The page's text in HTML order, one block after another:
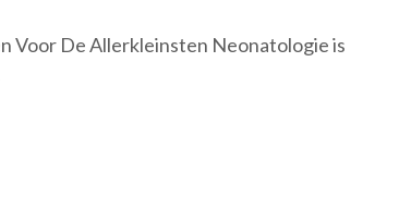
Voor De Allerkleinsten Neonatologie is